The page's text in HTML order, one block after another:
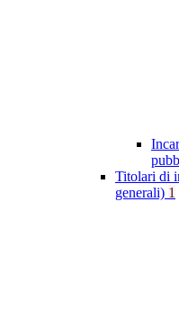
Titolari di
generali) 1